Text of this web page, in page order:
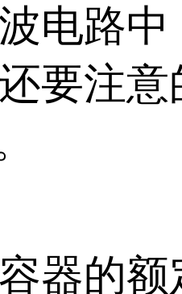
路中
要注
的额